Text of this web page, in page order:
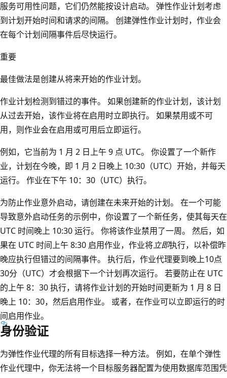
服务可用性问题，它们仍然能按设计启动。 弹性作业计划考虑
到计划开始时间和请求的间隔。 创建弹性作业计划时，作业会
在每个计划间隔事件后尽快运行。
重要
最佳做法是创建从将来开始的作业计划。
作业计划检测到错过的事件。 如果创建新的作业计划，该计划
从过去开始，该作业将在启用时立即执行。 如果禁用或不可
用，则作业会在启用或可用后立即运行。
例如，它当前为 1 月 2 日上午 9 点 UTC。 你设置了一个新作
业，计划在今晚，即 1 月 2 日晚上 10:30（UTC）开始，并每天
运行。 作业在下午 10：30（UTC）执行。
为防止作业意外启动，请创建在未来开始的计划。 在一个可能
导致意外启动任务的示例中，你设置了一个新任务，使其每天在
UTC 时间晚上 10:30 运行。 你将该作业禁用了一周。 然后，如
果在 UTC 时间上午 8:30 启用作业，作业将立即执行，以补偿昨
晚应执行但错过的间隔事件。 执行后，作业代理要到晚上10点
30分（UTC）才会根据下一个计划再次运行。 若要防止在 UTC
的上午 8：30 执行，请将作业计划的开始时间更新为 1 月 8 日
晚上 10：30，然后启用作业。 或者，在作业可以立即运行的时
间启用作业。
身份验证
为弹性作业代理的所有目标选择一种方法。 例如，在单个弹性
作业代理中，你无法将一个目标服务器配置为使用数据库范围凭